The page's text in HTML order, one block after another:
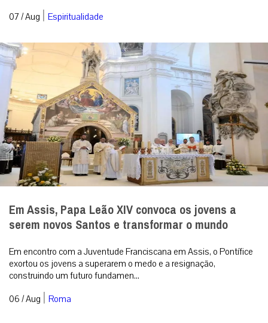
07 / Aug | Espiritualidade
Em Assis, Papa Leão XIV convoca os jovens a
serem novos Santos e transformar o mundo
Em encontro com a Juventude Franciscana em Assis, o Pontífice
exortou os jovens a superarem o medo e a resignação,
construindo um futuro fundamen...
06 / Aug | Roma